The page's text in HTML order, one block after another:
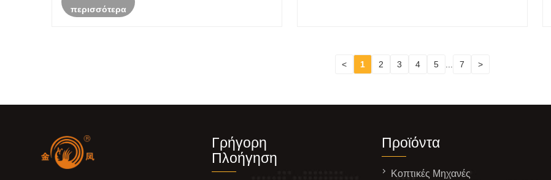
περισσότερα
< 1 2 3 4 5 7 >
Γρήγορη
Πλοήγηση
Προϊόντα
Κοπτικές Μηχανές